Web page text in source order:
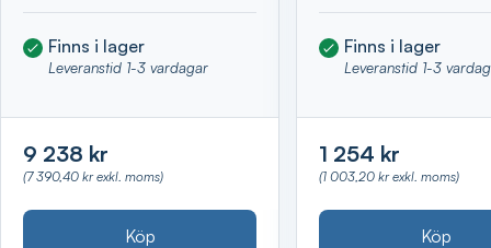
Finns i lager
Leveranstid 1-3 vardagar
9 238 kr
(7 390,40 kr exkl. moms)
Köp
Finns i lager
Leveranstid 1-3
1 254 kr
(1 003,20 kr exkl. moms)
Köp